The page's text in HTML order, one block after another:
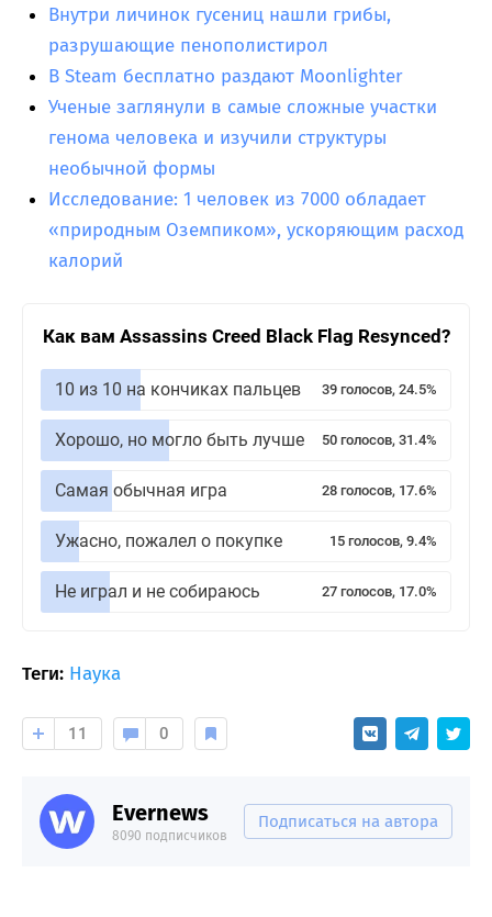
Внутри личинок гусениц нашли грибы,
разрушающие пенополистирол
В Steam бесплатно раздают Moonlighter
Ученые заглянули в самые сложные участки
генома человека и изучили структуры
необычной формы
Исследование: 1 человек из 7000 обладает
«природным Оземпиком», ускоряющим расход
калорий
Как вам Assassins Creed Black Flag Resynced?
10 из 10 на кончиках пальцев 39 голосов, 24.5%
Хорошо, но могло быть лучше 50 голосов, 31.4%
Самая обычная игра 28 голосов, 17.6%
Ужасно, пожалел о покупке 15 голосов, 9.4%
Не играл и не собираюсь 27 голосов, 17.0%
Теги: Наука
11 0
Evernews
8090 подписчиков
Подписаться на автора